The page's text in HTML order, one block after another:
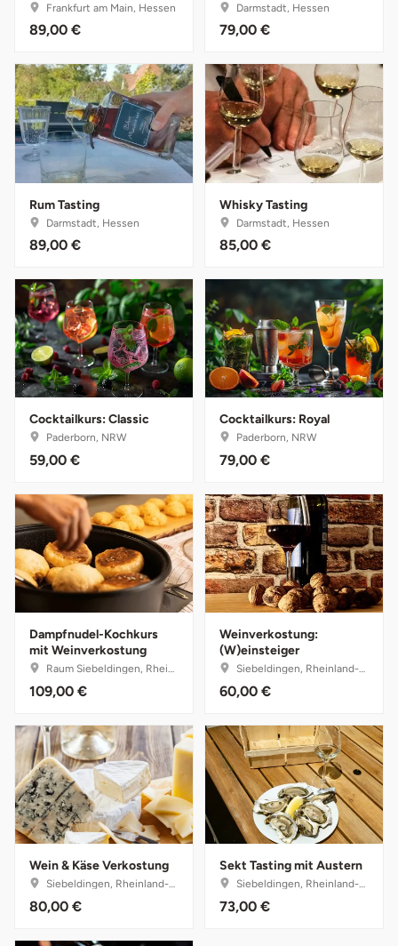
Frankfurt am Main, Hessen
89,00 €
Darmstadt, Hessen
79,00 €
Rum Tasting
Darmstadt, Hessen
89,00 €
Whisky Tasting
Darmstadt, Hessen
85,00 €
Cocktailkurs: Classic
Paderborn, NRW
59,00 €
Cocktailkurs: Royal
Paderborn, NRW
79,00 €
Dampfnudel-Kochkurs
mit Weinverkostung
Raum Siebeldingen, Rheinland-Pfalz
109,00 €
Weinverkostung:
(W)einsteiger
Siebeldingen, Rheinland-Pfalz
60,00 €
Wein & Käse Verkostung
Siebeldingen, Rheinland-Pfalz
80,00 €
Sekt Tasting mit Austern
Siebeldingen, Rheinland-Pfalz
73,00 €
Kronach
Kulmbach
Köln
Landkreis Rostock
Landshut
Langenselbold
Leipzig
Leutkirch
Ludwigslust-Parchim
Löbau
Lüchow-Dannenberg
Lüneburg
Magdeburg
Main-Kinzig-Kreis
Mannheim
Mecklenburgische Seenplatte
Meiningen
Merzig